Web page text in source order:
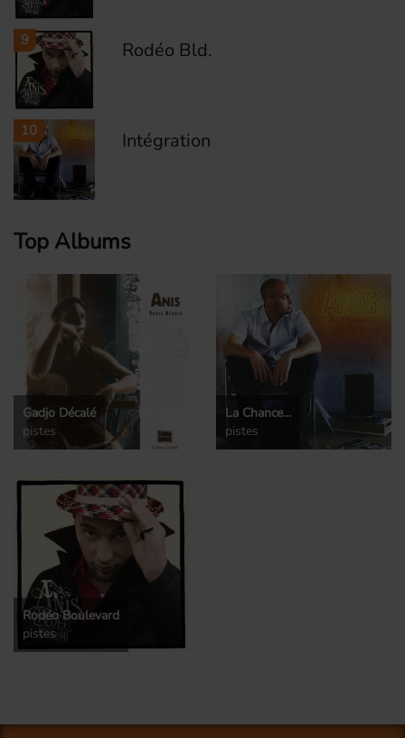
9 Rodéo Bld.
10 Intégration
Top Albums
Gadjo Décalé
pistes
La Chance...
pistes
Rodéo Boulevard
pistes